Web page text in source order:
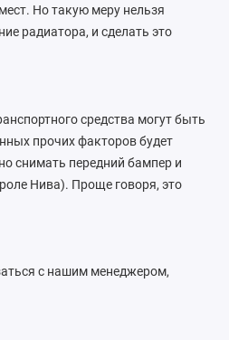
Но такую меру нельзя
радиатора, и сделать это
средства могут быть
прочих факторов будет
снимать передний бампер и
Нива). Проще говоря, это
с нашим менеджером,